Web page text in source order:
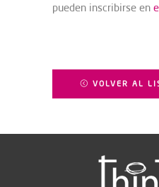
pueden inscribirse en
VOLVER AL